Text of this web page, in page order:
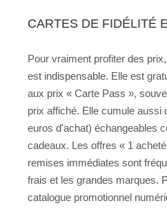
CARTES DE FIDÉLITÉ
Pour vraiment profiter des
est indispensable. Elle est
aux prix « Carte Pass »,
prix affiché. Elle cumule aussi
euros d'achat) échangeables
cadeaux. Les offres « 1
remises immédiates sont
frais et les grandes marques.
catalogue promotionnel